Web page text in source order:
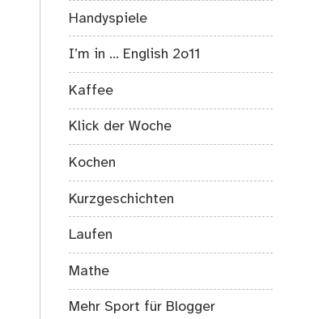
Handyspiele
I’m in … English 2o11
Kaffee
Klick der Woche
Kochen
Kurzgeschichten
Laufen
Mathe
Mehr Sport für Blogger